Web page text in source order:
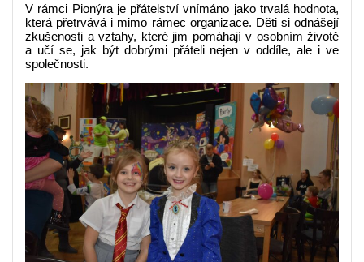
V rámci Pionýra je přátelství vnímáno jako trvalá hodnota,
která přetrvává i mimo rámec organizace. Děti si odnášejí
zkušenosti a vztahy, které jim pomáhají v osobním životě
a učí se, jak být dobrými přáteli nejen v oddíle, ale i ve
společnosti.